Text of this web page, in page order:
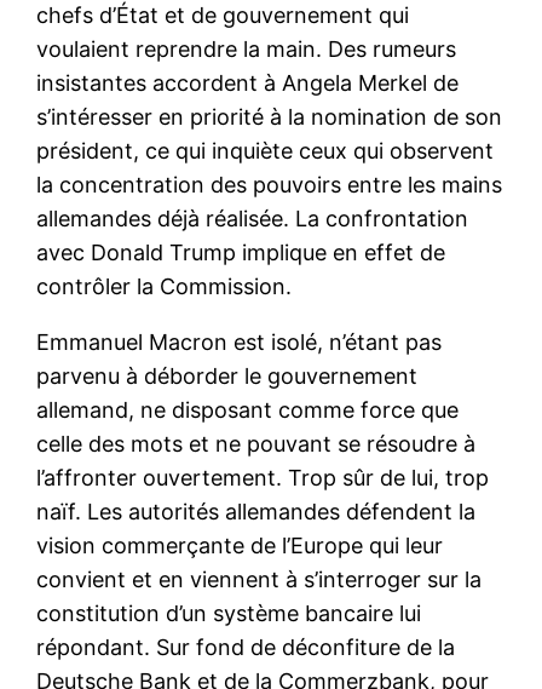
chefs d’État et de gouvernement qui
voulaient reprendre la main. Des rumeurs
insistantes accordent à Angela Merkel de
s’intéresser en priorité à la nomination de son
président, ce qui inquiète ceux qui observent
la concentration des pouvoirs entre les mains
allemandes déjà réalisée. La confrontation
avec Donald Trump implique en effet de
contrôler la Commission.
Emmanuel Macron est isolé, n’étant pas
parvenu à déborder le gouvernement
allemand, ne disposant comme force que
celle des mots et ne pouvant se résoudre à
l’affronter ouvertement. Trop sûr de lui, trop
naïf. Les autorités allemandes défendent la
vision commerçante de l’Europe qui leur
convient et en viennent à s’interroger sur la
constitution d’un système bancaire lui
répondant. Sur fond de déconfiture de la
Deutsche Bank et de la Commerzbank, pour